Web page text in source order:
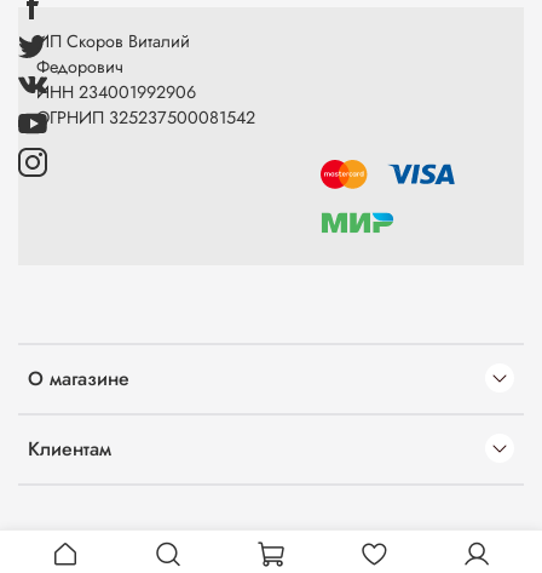
О магазине
Клиентам
ИП Скоров Виталий
Федорович
ИНН 234001992906
ОГРНИП 325237500081542